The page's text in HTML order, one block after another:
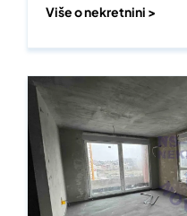
Više o nekretnini >